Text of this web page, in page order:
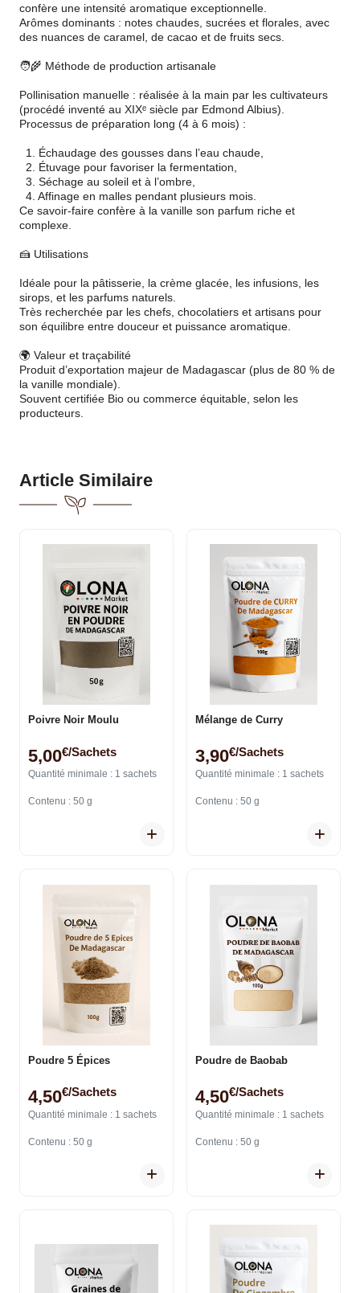
confère une intensité aromatique exceptionnelle.
Arômes dominants : notes chaudes, sucrées et florales, avec
des nuances de caramel, de cacao et de fruits secs.
🧑‍🌾 Méthode de production artisanale
Pollinisation manuelle : réalisée à la main par les cultivateurs
(procédé inventé au XIXᵉ siècle par Edmond Albius).
Processus de préparation long (4 à 6 mois) :
1. Échaudage des gousses dans l’eau chaude,
2. Étuvage pour favoriser la fermentation,
3. Séchage au soleil et à l’ombre,
4. Affinage en malles pendant plusieurs mois.
Ce savoir-faire confère à la vanille son parfum riche et
complexe.
🍰 Utilisations
Idéale pour la pâtisserie, la crème glacée, les infusions, les
sirops, et les parfums naturels.
Très recherchée par les chefs, chocolatiers et artisans pour
son équilibre entre douceur et puissance aromatique.
🌍 Valeur et traçabilité
Produit d’exportation majeur de Madagascar (plus de 80 % de
la vanille mondiale).
Souvent certifiée Bio ou commerce équitable, selon les
producteurs.
Article Similaire
Poivre Noir Moulu
5,00€/sachets
Quantité minimale : 1 sachets
Contenu : 50 g
Mélange de Curry
3,90€/sachets
Quantité minimale : 1 sachets
Contenu : 50 g
Poudre 5 Épices
4,50€/sachets
Quantité minimale : 1 sachets
Contenu : 50 g
Poudre de Baobab
4,50€/sachets
Quantité minimale : 1 sachets
Contenu : 50 g